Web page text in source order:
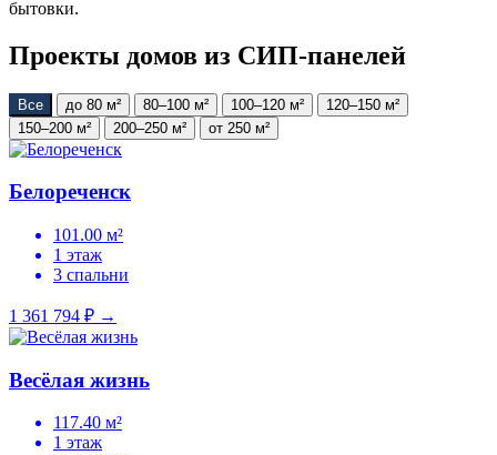
бытовки.
Проекты домов из СИП-панелей
Все до 80 м² 80–100 м² 100–120 м²
120–150 м²
150–200 м²
200–250 м² от 250 м²
Белореченск
101.00 м²
1 этаж
3 спальни
1 361 794 ₽ →
Весёлая жизнь
117.40 м²
1 этаж